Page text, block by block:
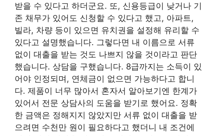
받을 수 있다고 하더군요. 또, 신용등급이 낮거나 기
존 채무가 있어도 신청할 수 있다고 했고, 아파트,
빌라, 차량 등이 있으면 유치권을 설정해 유리할 수
있다고 설명했습니다. 그렇다면 내 이름으로 서류
없이 대출을 받는 것도 나쁘지 않을 것이라고 판단
했습니다. 상담을 구했습니다. 8급까지는 소득이 있
어야 인정되며, 연체금이 없으면 가능하다고 합니
다. 제품이 너무 많아서 혼자서 알아보기엔 한계가
있어서 전문 상담사의 도움을 받기로 했어요. 정확
한 금액은 정해지지 않았지만 서류 없이 대출을 받
으려면 수천만 원이 필요하다고 했더니 내 조건에